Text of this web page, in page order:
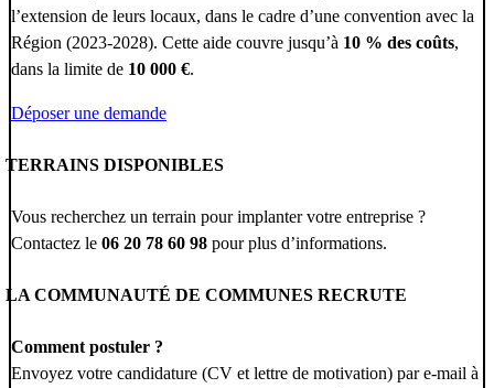
l’extension de leurs locaux, dans le cadre d’une convention avec la
Région (2023-2028). Cette aide couvre jusqu’à 10 % des coûts,
dans la limite de 10 000 €.
Déposer une demande
TERRAINS DISPONIBLES
Vous recherchez un terrain pour implanter votre entreprise ?
Contactez le 06 20 78 60 98 pour plus d’informations.
LA COMMUNAUTÉ DE COMMUNES RECRUTE
Comment postuler ?
Envoyez votre candidature (CV et lettre de motivation) par e-mail à